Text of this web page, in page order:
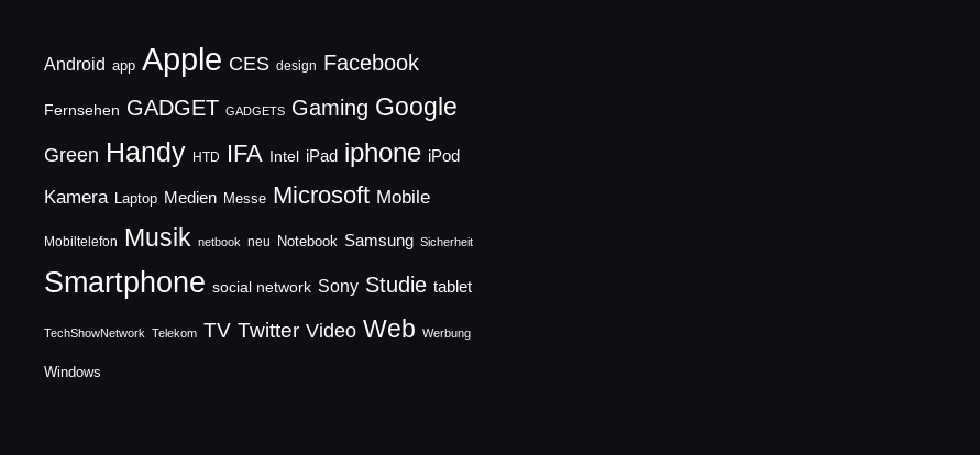
Android app Apple CES design Facebook
Fernsehen GADGET GADGETS Gaming Google
Green Handy HTD IFA Intel iPad iphone iPod
Kamera Laptop Medien Messe Microsoft Mobile
Mobiltelefon Musik netbook neu Notebook Samsung Sicherheit
Smartphone social network Sony Studie tablet
TechShowNetwork Telekom TV Twitter Video Web Werbung
Windows